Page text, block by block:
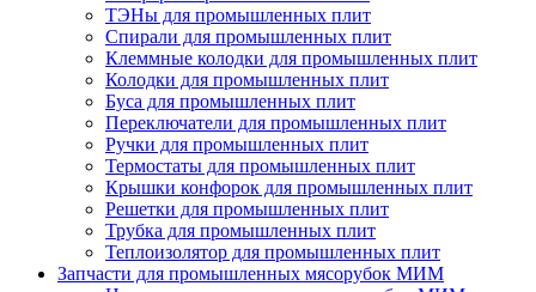
ТЭНы для промышленных плит
Спирали для промышленных плит
Клеммные колодки для промышленных плит
Колодки для промышленных плит
Буса для промышленных плит
Переключатели для промышленных плит
Ручки для промышленных плит
Термостаты для промышленных плит
Крышки конфорок для промышленных плит
Решетки для промышленных плит
Трубка для промышленных плит
Теплоизолятор для промышленных плит
Запчасти для промышленных мясорубок МИМ